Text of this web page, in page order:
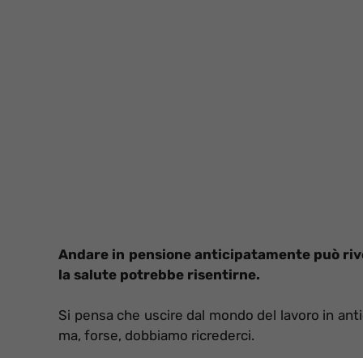
Andare in pensione anticipatamente può
la salute potrebbe risentirne.
Si pensa che uscire dal mondo del lavoro in
ma, forse, dobbiamo ricrederci.